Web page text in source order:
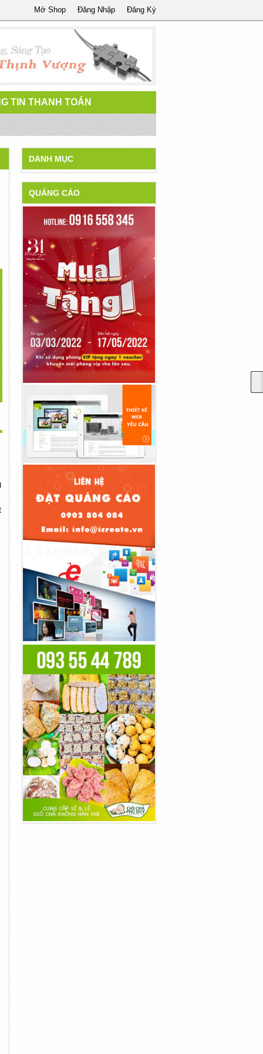
Đăng Ký
Đăng Nhập
Mở Shop
TIN THANH TOÁN
Có Nên Dùng
Làm Ba Lô...
154,326đ
Chọn Mua Giày Da Cá Sấu
Cho Dân...
154,326đ
>
DANH MỤC
QUẢNG CÁO